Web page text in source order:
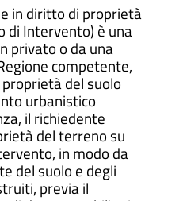
in diritto di proprietà
di Intervento) è una
privato o da una
competente,
del suolo
urbanistico
il richiedente
del terreno su
in modo da
del suolo e degli
previa il